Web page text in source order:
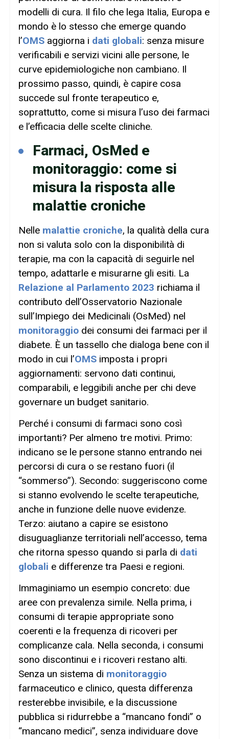
modelli di cura. Il filo che lega Italia, Europa e
mondo è lo stesso che emerge quando
l’OMS aggiorna i dati globali: senza misure
verificabili e servizi vicini alle persone, le
curve epidemiologiche non cambiano. Il
prossimo passo, quindi, è capire cosa
succede sul fronte terapeutico e,
soprattutto, come si misura l’uso dei farmaci
e l’efficacia delle scelte cliniche.
Farmaci, OsMed e
monitoraggio: come si
misura la risposta alle
malattie croniche
Nelle malattie croniche, la qualità della cura
non si valuta solo con la disponibilità di
terapie, ma con la capacità di seguirle nel
tempo, adattarle e misurarne gli esiti. La
Relazione al Parlamento 2023 richiama il
contributo dell’Osservatorio Nazionale
sull’Impiego dei Medicinali (OsMed) nel
monitoraggio dei consumi dei farmaci per il
diabete. È un tassello che dialoga bene con il
modo in cui l’OMS imposta i propri
aggiornamenti: servono dati continui,
comparabili, e leggibili anche per chi deve
governare un budget sanitario.
Perché i consumi di farmaci sono così
importanti? Per almeno tre motivi. Primo:
indicano se le persone stanno entrando nei
percorsi di cura o se restano fuori (il
“sommerso”). Secondo: suggeriscono come
si stanno evolvendo le scelte terapeutiche,
anche in funzione delle nuove evidenze.
Terzo: aiutano a capire se esistono
disuguaglianze territoriali nell’accesso, tema
che ritorna spesso quando si parla di dati
globali e differenze tra Paesi e regioni.
Immaginiamo un esempio concreto: due
aree con prevalenza simile. Nella prima, i
consumi di terapie appropriate sono
coerenti e la frequenza di ricoveri per
complicanze cala. Nella seconda, i consumi
sono discontinui e i ricoveri restano alti.
Senza un sistema di monitoraggio
farmaceutico e clinico, questa differenza
resterebbe invisibile, e la discussione
pubblica si ridurrebbe a “mancano fondi” o
“mancano medici”, senza individuare dove